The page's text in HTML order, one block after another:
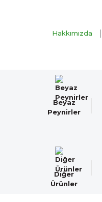
Hakkımızda
Beyaz
Peynirler
Diğer
Ürünler